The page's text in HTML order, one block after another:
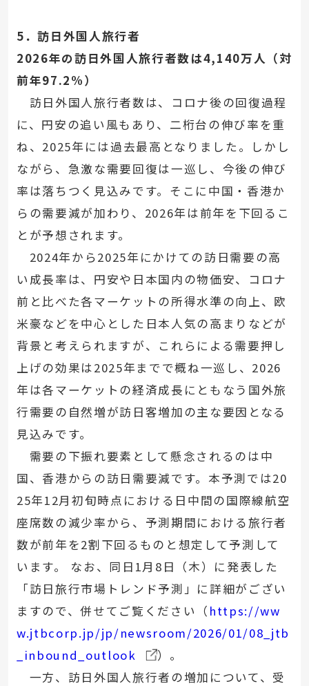
5．訪日外国人旅行者
2026年の訪日外国人旅行者数は4,140万人（対
前年97.2%）
訪日外国人旅行者数は、コロナ後の回復過程
に、円安の追い風もあり、二桁台の伸び率を重
ね、2025年には過去最高となりました。しかし
ながら、急激な需要回復は一巡し、今後の伸び
率は落ちつく見込みです。そこに中国・香港か
らの需要減が加わり、2026年は前年を下回るこ
とが予想されます。
2024年から2025年にかけての訪日需要の高
い成長率は、円安や日本国内の物価安、コロナ
前と比べた各マーケットの所得水準の向上、欧
米豪などを中心とした日本人気の高まりなどが
背景と考えられますが、これらによる需要押し
上げの効果は2025年までで概ね一巡し、2026
年は各マーケットの経済成長にともなう国外旅
行需要の自然増が訪日客増加の主な要因となる
見込みです。
需要の下振れ要素として懸念されるのは中
国、香港からの訪日需要減です。本予測では20
25年12月初旬時点における日中間の国際線航空
座席数の減少率から、予測期間における旅行者
数が前年を2割下回るものと想定して予測して
います。 なお、同日1月8日（木）に発表した
「訪日旅行市場トレンド予測」に詳細がござい
ますので、併せてご覧ください（ https://ww
w.jtbcorp.jp/jp/newsroom/2026/01/08_jtb
_inbound_outlook
）。
一方、訪日外国人旅行者の増加について、受